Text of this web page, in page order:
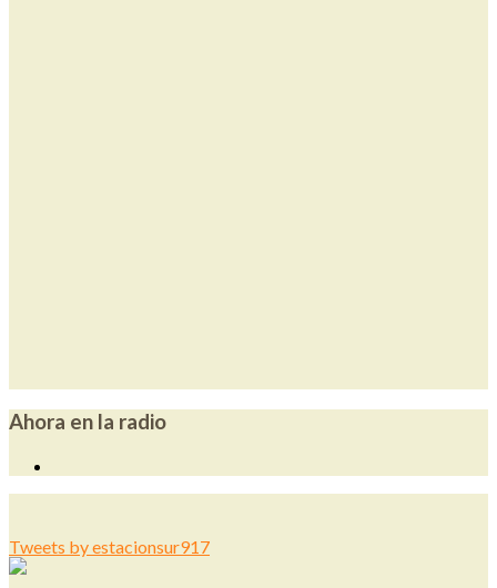
Ahora en la radio
Tweets by estacionsur917